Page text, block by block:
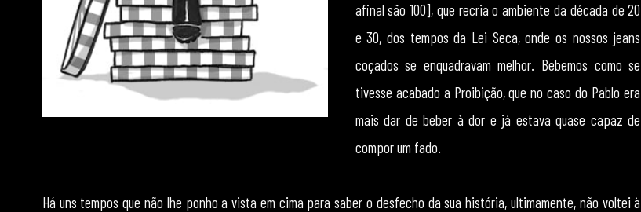
afinal são 100], que recria o ambiente da década de 20
e 30, dos tempos da Lei Seca, onde os nossos jeans
coçados se enquadravam melhor. Bebemos como se
tivesse acabado a Proibição, que no caso do Pablo era
mais dar de beber à dor e já estava quase capaz de
compor um fado.
Há uns tempos que não lhe ponho a vista em cima para saber o desfecho da sua história, ultimamente, não voltei à